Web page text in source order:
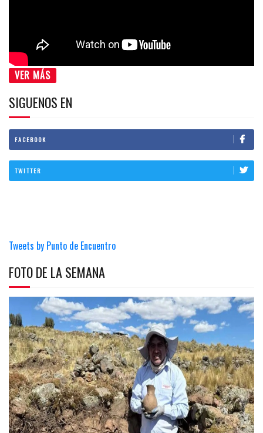
VER MÁS
SIGUENOS EN
FACEBOOK
TWITTER
Tweets by Punto de Encuentro
FOTO DE LA SEMANA